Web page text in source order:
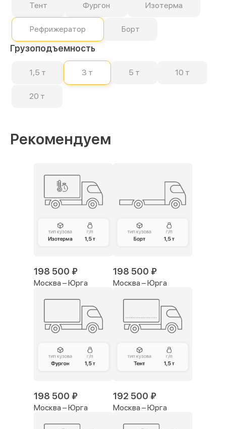
Тент Фургон Изотерма
Рефрижератор Борт
Грузоподъемность
1,5 т 3 т 5 т 10 т
20 т
Рекомендуем
198 500 ₽
Москва – Юрга
198 500 ₽
Москва – Юрга
198 500 ₽
Москва – Юрга
192 500 ₽
Москва – Юрга